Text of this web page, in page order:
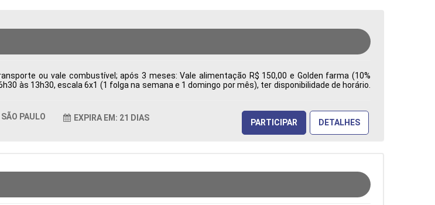
ou vale combustível; após 3 meses: Vale alimentação R$ 150,00 e Golden farma (10%
às 13h30, escala 6x1 (1 folga na semana e 1 domingo por mês), ter disponibilidade de horário.
PAULO EXPIRA EM: 21 DIAS PARTICIPAR DETALHES